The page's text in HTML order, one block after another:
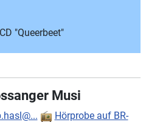
"Queerbeet"
Musi
Hörprobe auf BR-